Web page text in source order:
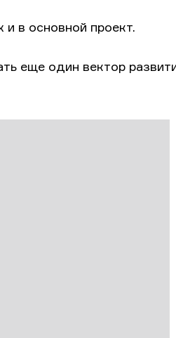
в основной проект.
еще один вектор